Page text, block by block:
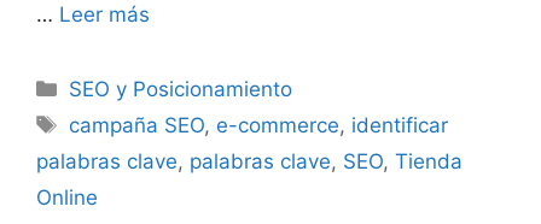
… Leer más
Categorías
SEO y Posicionamiento
Etiquetas
campaña SEO, e-commerce, identificar
palabras clave, palabras clave, SEO, Tienda
Online